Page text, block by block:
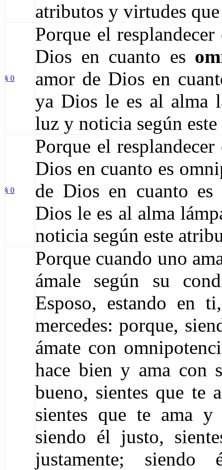
atributos y virtudes
§ 0
Porque el
Dios en cuanto es
amor de Dios en
ya Dios le es al alma
luz y noticia según
§ 0
Porque el
Dios en cuanto es
de Dios en cuanto es
Dios le es al alma
noticia según este
Porque cuando uno
ámale según su
Esposo, estando en
mercedes: porque,
ámate con
hace bien y ama con
bueno, sientes que te
sientes que te ama y
siendo él justo,
justamente; siendo